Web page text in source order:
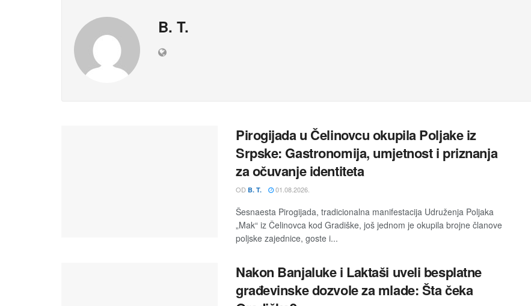
B. T.
Pirogijada u Čelinovcu okupila Poljake iz
Srpske: Gastronomija, umjetnost i priznanja
za očuvanje identiteta
OD B. T. 01.08.2026.
Šesnaesta Pirogijada, tradicionalna manifestacija Udruženja Poljaka
„Mak“ iz Čelinovca kod Gradiške, još jednom je okupila brojne članove
poljske zajednice, goste i...
Nakon Banjaluke i Laktaši uveli besplatne
građevinske dozvole za mlade: Šta čeka